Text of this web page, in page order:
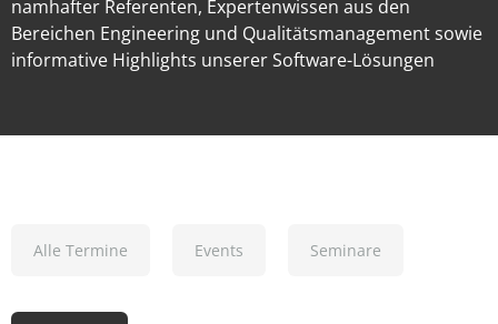
namhafter Referenten, Expertenwissen aus den
Bereichen Engineering und Qualitätsmanagement sowie
informative Highlights unserer Software-Lösungen
Alle Termine Events Seminare